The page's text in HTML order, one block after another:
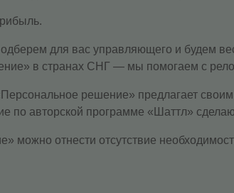
для вас управляющего и будем
в странах СНГ — мы помогаем с
решение» предлагает
по авторской программе «Шаттл»
отнести отсутствие